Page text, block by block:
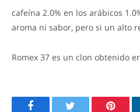
cafeína 2.0% en los arábicos
aroma ni sabor, pero si un alto
Romex 37 es un clon obtenido
Facebook